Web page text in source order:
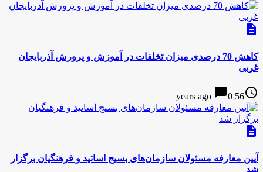
description
کاهش 70 درصدی میزان تخلفات در آموزش و پرورش آذربایجان
غربی
access_time
56 years ago
chat_bubble0
description
آیین معارفه مسئولان سازمان‌های بسیج اساتید و فرهنگیان برگزار
شد